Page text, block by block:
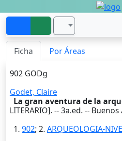
Ficha Por Áreas
902 GODg
Godet, Claire
La gran aventura de la
LITERARIO]. -- 3a.ed. -- Buenos
1. 902; 2. ARQUEOLOGIA-